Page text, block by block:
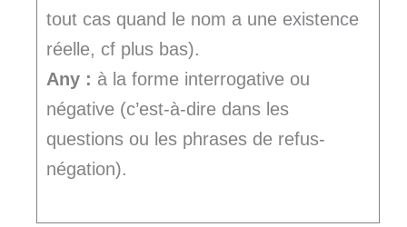
tout cas quand le nom a une existence
réelle, cf plus bas).
Any : à la forme interrogative ou
négative (c’est-à-dire dans les
questions ou les phrases de refus-
négation).